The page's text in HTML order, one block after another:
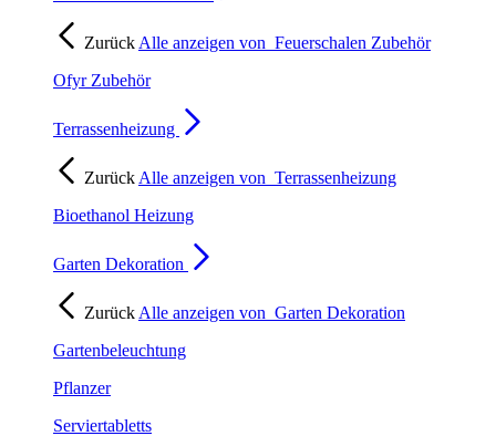
Zurück Alle anzeigen von Feuerschalen Zubehör
Ofyr Zubehör
Terrassenheizung
Zurück Alle anzeigen von Terrassenheizung
Bioethanol Heizung
Garten Dekoration
Zurück Alle anzeigen von Garten Dekoration
Gartenbeleuchtung
Pflanzer
Serviertabletts